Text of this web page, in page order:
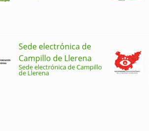
Sede electrónica de
Campillo de Llerena
Sede electrónica de Campillo
de Llerena